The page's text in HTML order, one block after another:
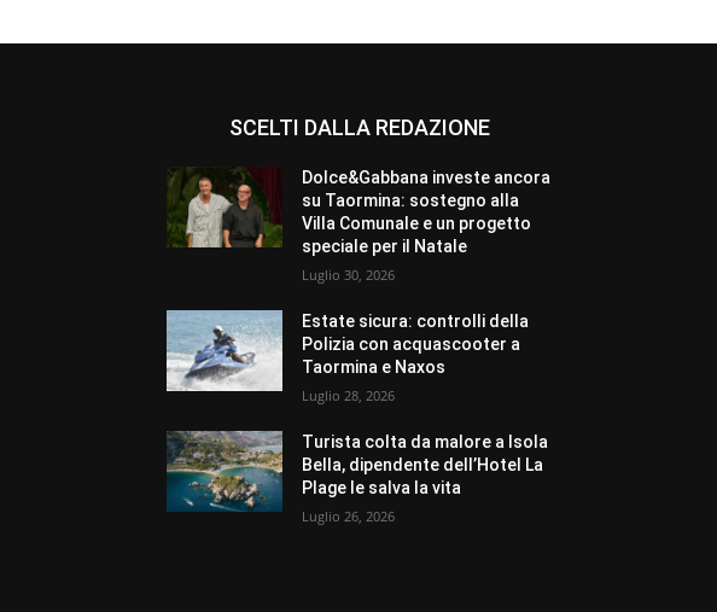
SCELTI DALLA REDAZIONE
Dolce&Gabbana investe ancora
su Taormina: sostegno alla
Villa Comunale e un progetto
speciale per il Natale
Luglio 30, 2026
Estate sicura: controlli della
Polizia con acquascooter a
Taormina e Naxos
Luglio 28, 2026
Turista colta da malore a Isola
Bella, dipendente dell’Hotel La
Plage le salva la vita
Luglio 26, 2026